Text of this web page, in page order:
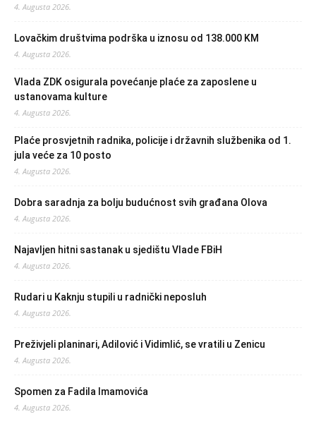
4. Augusta 2026.
Lovačkim društvima podrška u iznosu od 138.000 KM
4. Augusta 2026.
Vlada ZDK osigurala povećanje plaće za zaposlene u
ustanovama kulture
4. Augusta 2026.
Plaće prosvjetnih radnika, policije i državnih službenika od 1.
jula veće za 10 posto
4. Augusta 2026.
Dobra saradnja za bolju budućnost svih građana Olova
4. Augusta 2026.
Najavljen hitni sastanak u sjedištu Vlade FBiH
4. Augusta 2026.
Rudari u Kaknju stupili u radnički neposluh
4. Augusta 2026.
Preživjeli planinari, Adilović i Vidimlić, se vratili u Zenicu
4. Augusta 2026.
Spomen za Fadila Imamovića
4. Augusta 2026.